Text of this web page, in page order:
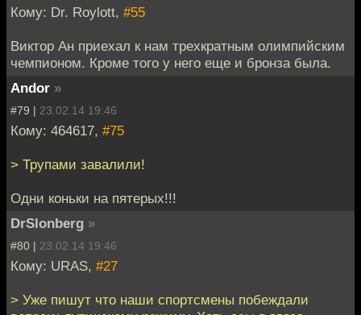
Кому: Dr. Roylott, #55
Виктор Ан приехал к нам трехкратным олимпийским
чемпионом. Кроме того у него еще и бронза была.
Andor »
#79 | 23.02.14 19:46
Кому: 464617, #75
> Трупами завалили!
Одни коньки на пятерых!!!
DrSlonberg »
#80 | 23.02.14 19:46
Кому: URAS, #27
> Уже пишут что наши спортсмены побеждали